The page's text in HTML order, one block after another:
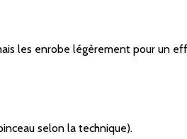
les enrobe légèrement pour un
selon la technique).